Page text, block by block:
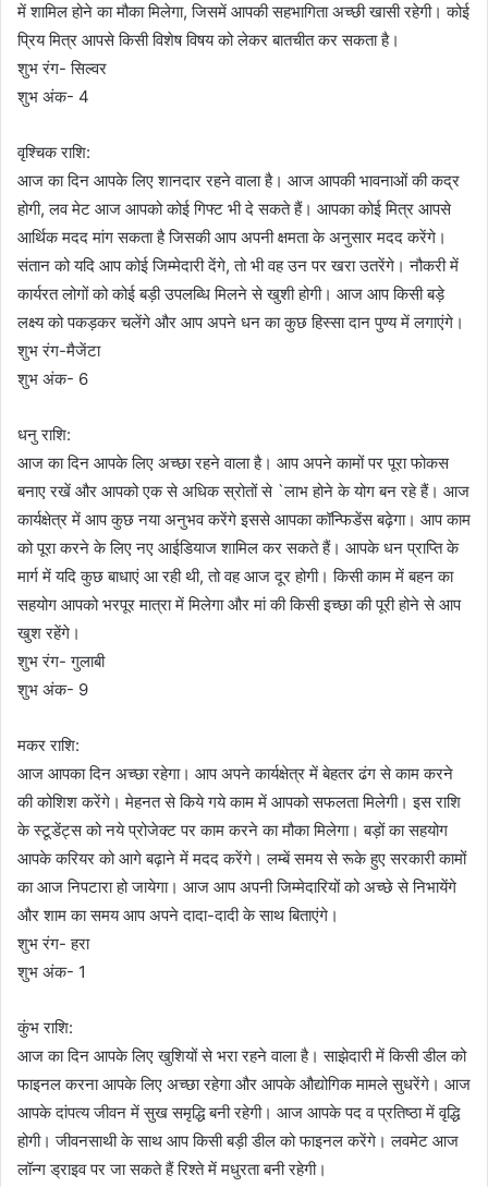
में शामिल होने का मौका मिलेगा, जिसमें आपकी सहभागिता अच्छी खासी रहेगी। कोई
प्रिय मित्र आपसे किसी विशेष विषय को लेकर बातचीत कर सकता है।
शुभ रंग- सिल्वर
शुभ अंक- 4
वृश्चिक राशि:
आज का दिन आपके लिए शानदार रहने वाला है। आज आपकी भावनाओं की कद्र
होगी, लव मेट आज आपको कोई गिफ्ट भी दे सकते हैं। आपका कोई मित्र आपसे
आर्थिक मदद मांग सकता है जिसकी आप अपनी क्षमता के अनुसार मदद करेंगे।
संतान को यदि आप कोई जिम्मेदारी देंगे, तो भी वह उन पर खरा उतरेंगे। नौकरी में
कार्यरत लोगों को कोई बड़ी उपलब्धि मिलने से खुशी होगी। आज आप किसी बड़े
लक्ष्य को पकड़कर चलेंगे और आप अपने धन का कुछ हिस्सा दान पुण्य में लगाएंगे।
शुभ रंग-मैजेंटा
शुभ अंक- 6
धनु राशि:
आज का दिन आपके लिए अच्छा रहने वाला है। आप अपने कामों पर पूरा फोकस
बनाए रखें और आपको एक से अधिक स्रोतों से `लाभ होने के योग बन रहे हैं। आज
कार्यक्षेत्र में आप कुछ नया अनुभव करेंगे इससे आपका कॉन्फिडेंस बढ़ेगा। आप काम
को पूरा करने के लिए नए आईडियाज शामिल कर सकते हैं। आपके धन प्राप्ति के
मार्ग में यदि कुछ बाधाएं आ रही थी, तो वह आज दूर होगी। किसी काम में बहन का
सहयोग आपको भरपूर मात्रा में मिलेगा और मां की किसी इच्छा की पूरी होने से आप
खुश रहेंगे।
शुभ रंग- गुलाबी
शुभ अंक- 9
मकर राशि:
आज आपका दिन अच्छा रहेगा। आप अपने कार्यक्षेत्र में बेहतर ढंग से काम करने
की कोशिश करेंगे। मेहनत से किये गये काम में आपको सफलता मिलेगी। इस राशि
के स्टूडेंट्स को नये प्रोजेक्ट पर काम करने का मौका मिलेगा। बड़ों का सहयोग
आपके करियर को आगे बढ़ाने में मदद करेंगे। लम्बें समय से रूके हुए सरकारी कामों
का आज निपटारा हो जायेगा। आज आप अपनी जिम्मेदारियों को अच्छे से निभायेंगे
और शाम का समय आप अपने दादा-दादी के साथ बिताएंगे।
शुभ रंग- हरा
शुभ अंक- 1
कुंभ राशि:
आज का दिन आपके लिए खुशियों से भरा रहने वाला है। साझेदारी में किसी डील को
फाइनल करना आपके लिए अच्छा रहेगा और आपके औद्योगिक मामले सुधरेंगे। आज
आपके दांपत्य जीवन में सुख समृद्धि बनी रहेगी। आज आपके पद व प्रतिष्ठा में वृद्धि
होगी। जीवनसाथी के साथ आप किसी बड़ी डील को फाइनल करेंगे। लवमेट आज
लॉन्ग ड्राइव पर जा सकते हैं रिश्ते में मधुरता बनी रहेगी।